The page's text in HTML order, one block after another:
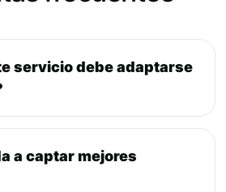
servicio debe adaptarse
a captar mejores